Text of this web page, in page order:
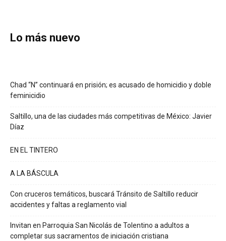
Lo más nuevo
Chad “N” continuará en prisión; es acusado de homicidio y doble
feminicidio
Saltillo, una de las ciudades más competitivas de México: Javier
Díaz
EN EL TINTERO
A LA BÁSCULA
Con cruceros temáticos, buscará Tránsito de Saltillo reducir
accidentes y faltas a reglamento vial
Invitan en Parroquia San Nicolás de Tolentino a adultos a
completar sus sacramentos de iniciación cristiana